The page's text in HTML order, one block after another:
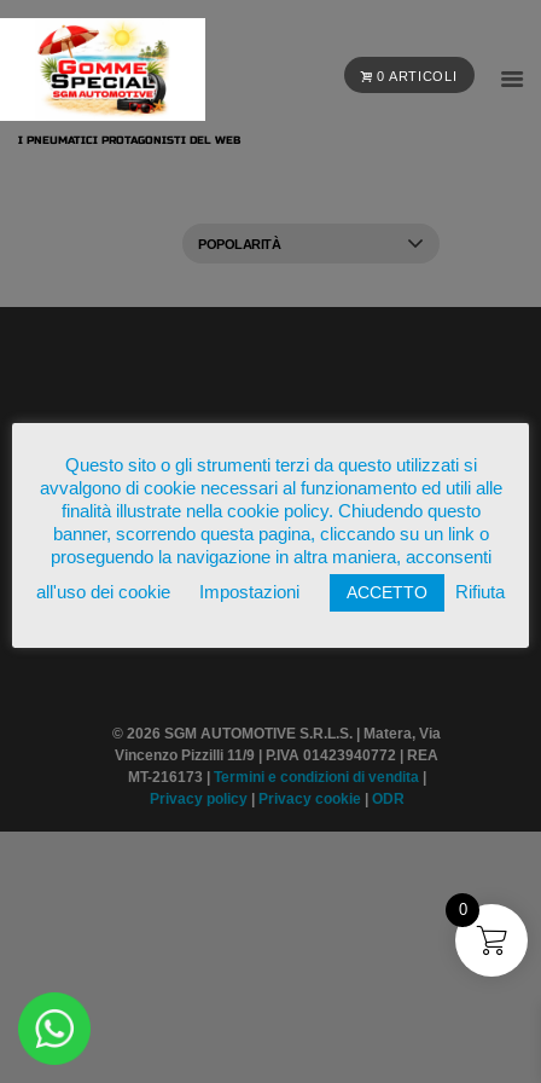
0 ARTICOLI
I PNEUMATICI PROTAGONISTI DEL WEB
© 2026 SGM AUTOMOTIVE S.R.L.S. | Matera, Via
Vincenzo Pizzilli 11/9 | P.IVA 01423940772 | REA
MT-216173 |
Termini e condizioni di vendita
Privacy policy
Privacy cookie ODR
Questo sito o gli strumenti terzi da questo utilizzati si
avvalgono di cookie necessari al funzionamento ed utili alle
finalità illustrate nella cookie policy. Chiudendo questo
banner, scorrendo questa pagina, cliccando su un link o
proseguendo la navigazione in altra maniera, acconsenti
all'uso dei cookie
Impostazioni ACCETTO Rifiuta
0